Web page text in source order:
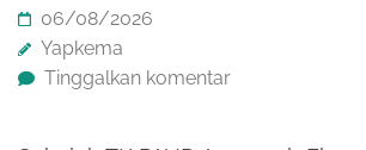
06/08/2026
Yapkema
Tinggalkan komentar